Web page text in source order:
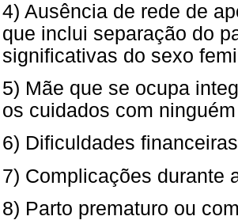
4) Ausência de rede de
que inclui separação do
significativas do sexo
5) Mãe que se ocupa
os cuidados com
6) Dificuldades
7) Complicações durante
8) Parto prematuro ou